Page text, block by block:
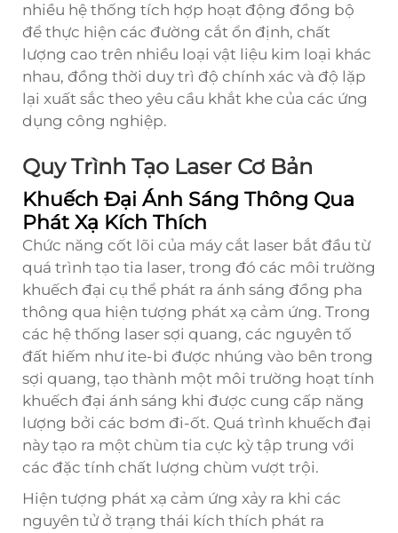
nhiều hệ thống tích hợp hoạt động đồng bộ
để thực hiện các đường cắt ổn định, chất
lượng cao trên nhiều loại vật liệu kim loại khác
nhau, đồng thời duy trì độ chính xác và độ lặp
lại xuất sắc theo yêu cầu khắt khe của các ứng
dụng công nghiệp.
Quy Trình Tạo Laser Cơ Bản
Khuếch Đại Ánh Sáng Thông Qua
Phát Xạ Kích Thích
Chức năng cốt lõi của máy cắt laser bắt đầu từ
quá trình tạo tia laser, trong đó các môi trường
khuếch đại cụ thể phát ra ánh sáng đồng pha
thông qua hiện tượng phát xạ cảm ứng. Trong
các hệ thống laser sợi quang, các nguyên tố
đất hiếm như ite-bi được nhúng vào bên trong
sợi quang, tạo thành một môi trường hoạt tính
khuếch đại ánh sáng khi được cung cấp năng
lượng bởi các bơm đi-ốt. Quá trình khuếch đại
này tạo ra một chùm tia cực kỳ tập trung với
các đặc tính chất lượng chùm vượt trội.
Hiện tượng phát xạ cảm ứng xảy ra khi các
nguyên tử ở trạng thái kích thích phát ra